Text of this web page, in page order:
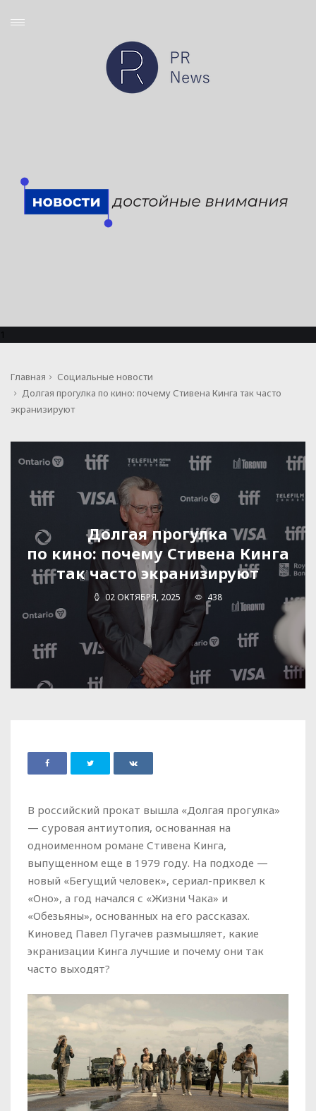
1
Главная
Социальные новости
Долгая прогулка по кино: почему Стивена Кинга так часто
экранизируют
Долгая прогулка
по кино: почему Стивена Кинга
так часто экранизируют
02 ОКТЯБРЯ, 2025 438
В российский прокат вышла «Долгая прогулка»
— суровая антиутопия, основанная на
одноименном романе Стивена Кинга,
выпущенном еще в 1979 году. На подходе —
новый «Бегущий человек», сериал-приквел к
«Оно», а год начался с «Жизни Чака» и
«Обезьяны», основанных на его рассказах.
Киновед Павел Пугачев размышляет, какие
экранизации Кинга лучшие и почему они так
часто выходят?